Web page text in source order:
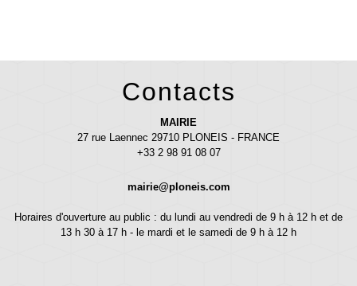
Contacts
MAIRIE
27 rue Laennec 29710 PLONEIS - FRANCE
+33 2 98 91 08 07
mairie@ploneis.com
Horaires d'ouverture au public : du lundi au vendredi de 9 h à 12 h et de
13 h 30 à 17 h - le mardi et le samedi de 9 h à 12 h